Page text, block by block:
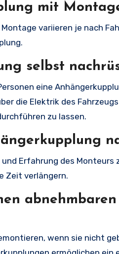
mit
variieren je nach
selbst
eine
die Elektrik des
zu lassen.
Erfahrung des Monteurs
Zeit verlängern.
wenn sie nicht